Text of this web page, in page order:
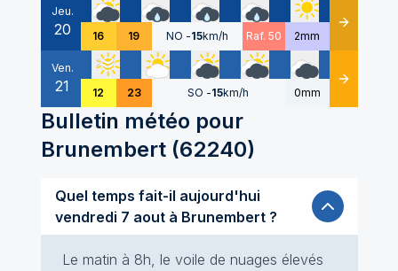
Jeu.
20 16 19 NO -15km/h Raf. 50 2mm Détails
Ven.
21 12 23 SO -15km/h 0mm Détails
Bulletin météo pour
Brunembert(62240)
Quel temps fait-il aujourd'hui
vendredi 7 aout à Brunembert ?
Le matin à 8h, le voile de nuages élevés